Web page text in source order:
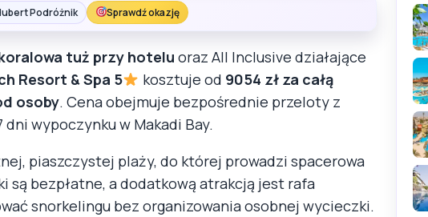
Podróżnik Sprawdź okazję
tuż przy hotelu oraz All Inclusive działające
Resort & Spa 5 kosztuje od 9054 zł za całą
osoby. Cena obejmuje bezpośrednie przeloty z
wypoczynku w Makadi Bay.
piaszczystej plaży, do której prowadzi spacerowa
są bezpłatne, a dodatkową atrakcją jest rafa
snorkelingu bez organizowania osobnej wycieczki.